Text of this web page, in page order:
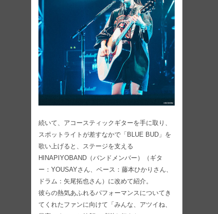
続いて、アコースティックギターを手に取り、
スポットライトが差すなかで「BLUE BUD」を
歌い上げると、ステージを支える
HINAPIYOBAND（バンドメンバー）（ギタ
ー：YOUSAYさん、ベース：藤本ひかりさん、
ドラム：矢尾拓也さん）に改めて紹介。
彼らの熱気あふれるパフォーマンスについてき
てくれたファンに向けて「みんな、アツイね、